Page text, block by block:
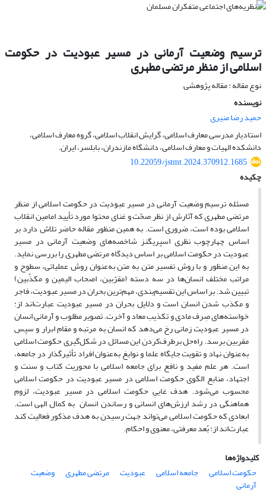
ترسیم وضعیت آرمانی در مسیر عبودیت در حکومت
اسلامی از منظر مرتضی مطهری
نوع مقاله : مقاله پژوهشی
نویسنده
حمید رضا منیری
استادیار مدرسی معارف اسلامی، گرایش انقلاب اسلامی، گروه معارف اسلامی،
دانشکده الهیات و معارف اسلامی، دانشگاه مازندران، بابلسر، ایران.
10.22059/jstmt.2024.370912.1685
چکیده
مسئله ترسیم وضعیت آرمانی در مسیر عبودیت در حکومت اسلامی از منظر
مرتضی مطهری که آثارش از نظر صحّت و غناى محتوا مورد تأیید امامین انقلاب
اسلامی بوده است، ضروری است. به همین منظور مقاله حاضر تلاش دارد بر
اساس چهارچوب نظری اسپریگنز شاخصه‌های وضعیت آرمانی در مسیر
عبودیت در حکومت اسلامی بر اساس دیدگاه مرتضی مطهری را بررسی نماید.
به این منظور و با روش تفسیر متن به متن به‌عنوان روش عملیاتی، سطوح و
مراتب مختلف انسان‌ها در سه دسته (مقرّبین، اصحاب الیمین و مکذّبین)
تبیین شد. بر اساس این تقسیم‌بندی، مهم‌ترین بحران در مسیر عبودیت، فاجر
و مکذب شدن انسان است و دلایل بحران در مسیر عبودیت عبارت‌اند از:
خواسته‌های صِرف مادی و تکذیب معاد و آخرت. تصویر مطلوب و آرمانی انسان
در مسیر عبودیت زمانی رخ می‌دهد که انسان به مرتبه و مقام ابرار و سپس
مقربین برسد. راه‌حل برطرف‌کردن این مسائل در شکل‌گیری حکومت اسلامی
به‌عنوان نهاد و تقویت جایگاه علما و نوابغ به‌عنوان افراد تأثیرگذار در جامعه،
است. هر علم مفید و نافع براى جامعه اسلامى با محوریت کتاب و سنت و
اجتهاد، منابع الگوی حکومت اسلامی در مسیر عبودیت در حکومت اسلامی
محسوب می‌شود. هدف غاییِ حکومت اسلامی در مسیر عبودیت، لزوم
هماهنگى در رشد ارزش‌های انسانى و رساندن انسان به کمال الهی است.
ابعادی که حکومت اسلامی می‌تواند جهت رسیدن به هدف مذکور فعالیت کند
عبارت‌اند از: بُعد معرفتی، معنوی و احکام.
کلیدواژه‌ها
حکومت اسلامی
جامعه اسلامی عبودیت مرتضی مطهری وضعیت
آرمانی